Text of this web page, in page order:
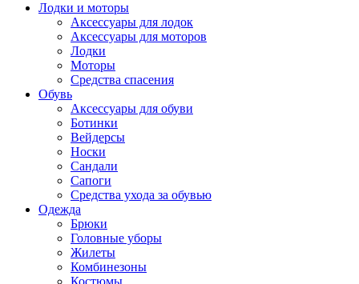
Лодки и моторы
Аксессуары для лодок
Аксессуары для моторов
Лодки
Моторы
Средства спасения
Обувь
Аксессуары для обуви
Ботинки
Вейдерсы
Носки
Сандали
Сапоги
Средства ухода за обувью
Одежда
Брюки
Головные уборы
Жилеты
Комбинезоны
Костюмы